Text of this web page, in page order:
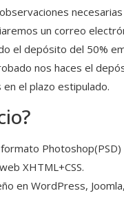
un correo
el depósito del 50%
nos haces el
el plazo estipulado.
XHTML+CSS.
en WordPress,